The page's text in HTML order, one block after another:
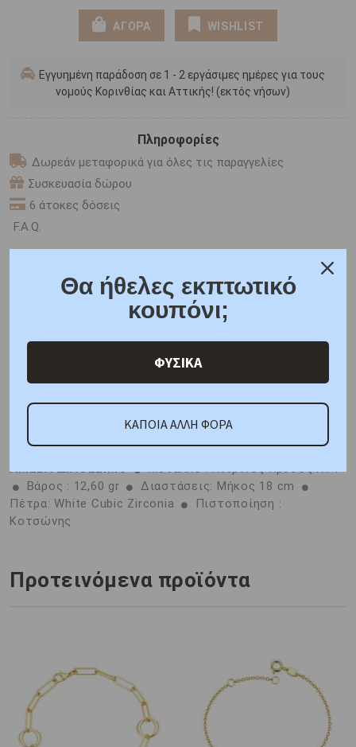
ΑΓΟΡΑ WISHLIST
Εγγυημένη παράδοση σε 1 - 2 εργάσιμες ημέρες για τους
νομούς Κορινθίας και Αττικής! (εκτός νήσων)
Πληροφορίες
Δωρεάν μεταφορικά για όλες τις παραγγελίες
Συσκευασία δώρου
6 άτοκες δόσεις
F.A.Q.
ONLINE CHAT
SHARE THE LOVE
Γιατί εμάς
Κριτικές
ΑΜΕΣΑ ΔΙΑΘΕΣΙΜΟ
Μέταλλο : Κίτρινος Χρυσός K14
Βάρος : 12,60 gr
Διαστάσεις: Μήκος 18 cm
Πέτρα: White Cubic Zirconia
Πιστοποίηση :
Κοτσώνης
Προτεινόμενα προϊόντα
Θα ήθελες εκπτωτικό
κουπόνι;
ΦΥΣΙΚΑ
ΚΑΠΟΙΑ ΑΛΛΗ ΦΟΡΑ